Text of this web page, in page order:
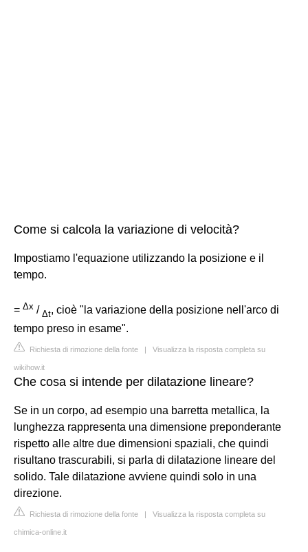
Come si calcola la variazione di velocità?
Impostiamo l'equazione utilizzando la posizione e il
tempo.
= Δx / Δt, cioè "la variazione della posizione nell'arco di
tempo preso in esame".
Richiesta di rimozione della fonte | Visualizza la risposta completa su
wikihow.it
Che cosa si intende per dilatazione lineare?
Se in un corpo, ad esempio una barretta metallica, la
lunghezza rappresenta una dimensione preponderante
rispetto alle altre due dimensioni spaziali, che quindi
risultano trascurabili, si parla di dilatazione lineare del
solido. Tale dilatazione avviene quindi solo in una
direzione.
Richiesta di rimozione della fonte | Visualizza la risposta completa su
chimica-online.it